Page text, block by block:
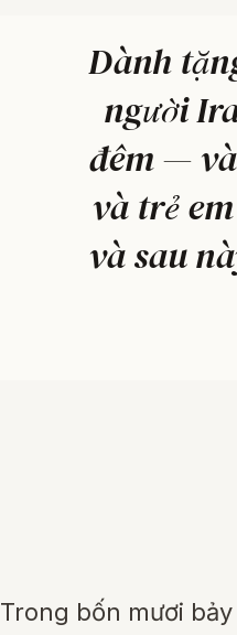
Dành
người
đêm —
và trẻ
và sau
Trong bốn mươi